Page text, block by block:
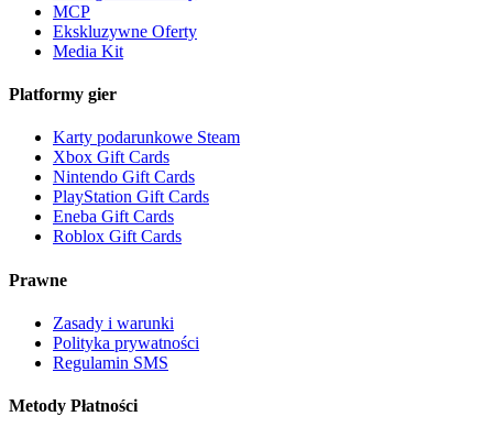
MCP
Ekskluzywne Oferty
Media Kit
Platformy gier
Karty podarunkowe Steam
Xbox Gift Cards
Nintendo Gift Cards
PlayStation Gift Cards
Eneba Gift Cards
Roblox Gift Cards
Prawne
Zasady i warunki
Polityka prywatności
Regulamin SMS
Metody Płatności